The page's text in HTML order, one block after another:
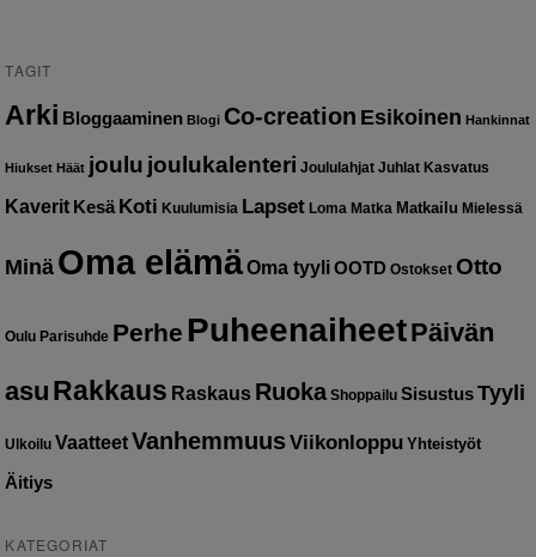
TAGIT
Arki Bloggaaminen Blogi Co-creation Esikoinen Hankinnat
Hiukset Häät joulu joulukalenteri Joululahjat Juhlat Kasvatus
Kaverit Kesä Koti Kuulumisia Lapset Loma Matka Matkailu Mielessä
Minä Oma elämäOma tyyli OOTD Ostokset Otto
Oulu Parisuhde Perhe PuheenaiheetPäivän
asu Rakkaus Raskaus Ruoka Shoppailu Sisustus Tyyli
Ulkoilu VaatteetVanhemmuusViikonloppu Yhteistyöt
Äitiys
KATEGORIAT